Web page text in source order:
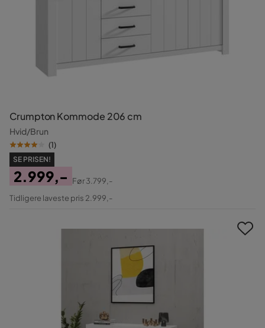
Crumpton Kommode 206 cm
Hvid/Brun
(1)
SE PRISEN!
Pris
2.999,-
Original
Før3.799,-
Tidligere laveste pris 2.999,-